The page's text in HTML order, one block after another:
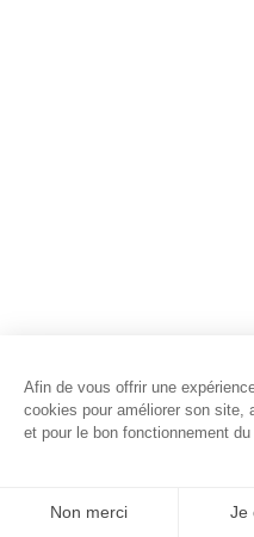
Afin de vous offrir une
cookies pour améliorer son site,
et pour le bon fonctionnement
Non merci Je